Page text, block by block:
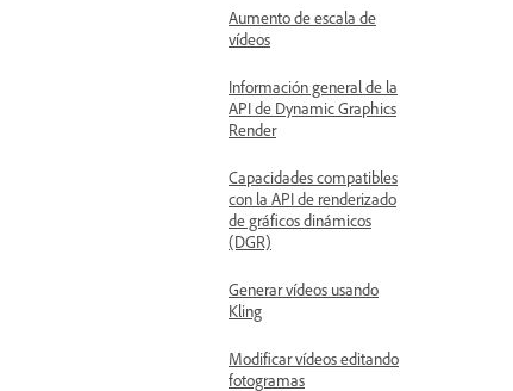
Aumento de escala de
vídeos
Información general de la
API de Dynamic Graphics
Render
Capacidades compatibles
con la API de renderizado
de gráficos dinámicos
(DGR)
Generar vídeos usando
Kling
Modificar vídeos editando
fotogramas